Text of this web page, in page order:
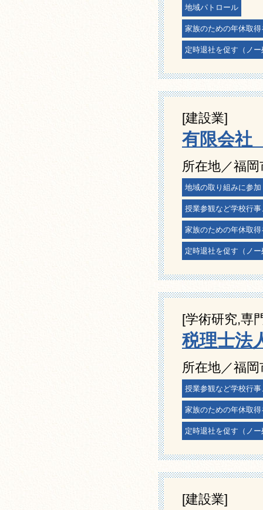
地域パトロール
家族のための年休取得
定時退社を促す（ノ
[建設業]
有限会
所在地／福
地域の取り組みに参加
授業参観など学校行
家族のための年休取得
定時退社を促す（ノ
[学術研究,専
税理士法
所在地／福
授業参観など学校行
家族のための年休取得
定時退社を促す（ノ
[建設業]